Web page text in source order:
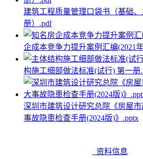
建筑工程质量管理口袋书（基础
册）.pdf
企成本竞争力提升案例汇编(2021
构施工细部做法标准(试行) 第一册
深圳市建筑设计研究总院《房屋
事故隐患检查手册(2024版)》.pptx
资料信息